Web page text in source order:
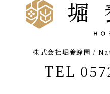
株式会社堀養蜂園 /
TEL